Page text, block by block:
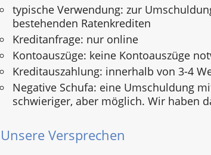
typische Verwendung: zur
bestehenden Ratenkrediten
Kreditanfrage: nur online
Kontoauszüge: keine Kontoauszüge
Kreditauszahlung: innerhalb von 3-4
Negative Schufa: eine Umschuldung
schwieriger, aber möglich. Wir haben
Unsere Versprechen